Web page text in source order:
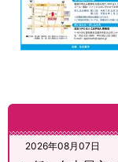
2026年08月07日